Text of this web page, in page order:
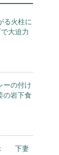
る火柱に
大迫力
ーの付け
の岩下食
示 下妻